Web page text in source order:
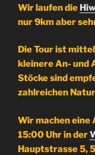
Wir laufen die
nur 9km aber
Die Tour ist
kleinere An- und
Stöcke sind
zahlreichen
Wir machen eine
15:00 Uhr in der
Hauptstrasse 5,